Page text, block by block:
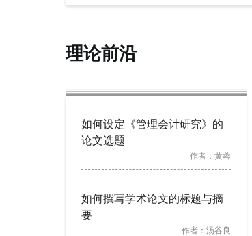
理论前沿
如何设定《管理会计研究》的
论文选题
作者： 黄蓉
如何撰写学术论文的标题与摘
要
作者： 汤谷良